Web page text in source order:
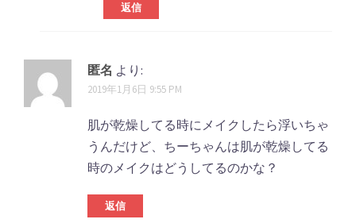
返信
匿名 より:
2019年1月6日 9:55 PM
肌が乾燥してる時にメイクしたら浮いちゃ
うんだけど、ちーちゃんは肌が乾燥してる
時のメイクはどうしてるのかな？
返信